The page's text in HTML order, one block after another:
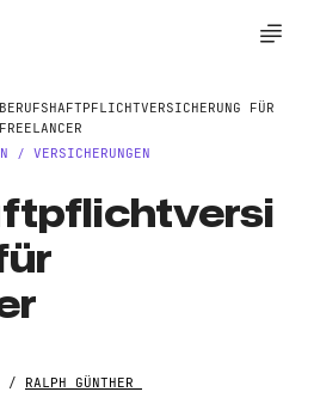
BERUFSHAFTPFLICHTVERSICHERUNG FÜR
FREELANCER
/ VERSICHERUNGEN
/ RALPH GÜNTHER